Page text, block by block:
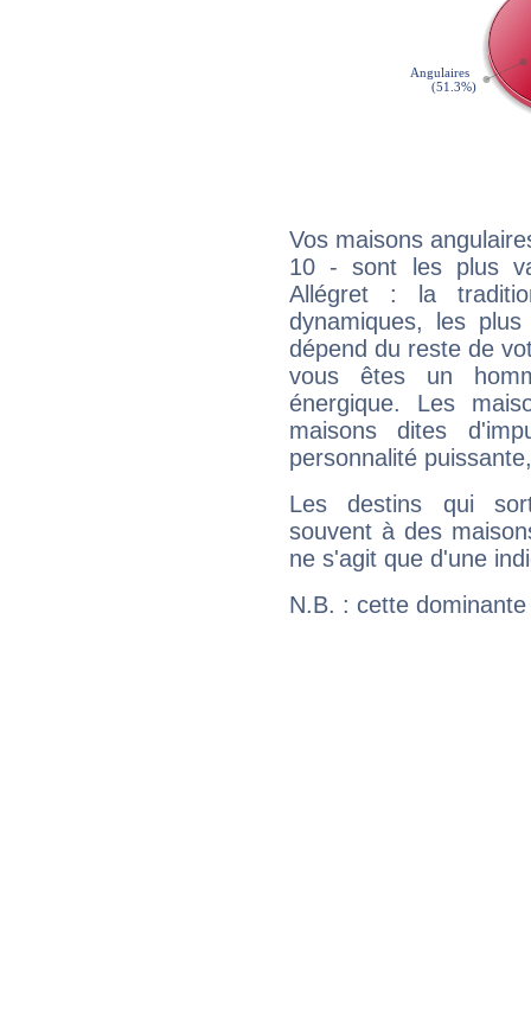
Vos maisons
10 - sont les plus
Allégret : la
dynamiques, les
dépend du reste de
vous êtes un
énergique. Les
maisons dites
personnalité
Les destins qui
souvent à des
ne s'agit que d'une
N.B. : cette